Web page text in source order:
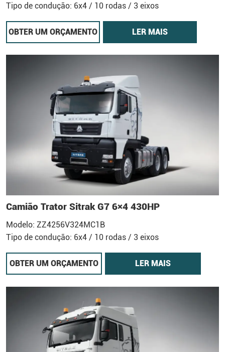
Tipo de condução: 6x4 / 10 rodas / 3 eixos
OBTER UM ORÇAMENTO LER MAIS
Camião Trator Sitrak G7 6×4 430HP
Modelo: ZZ4256V324MC1B
Tipo de condução: 6x4 / 10 rodas / 3 eixos
OBTER UM ORÇAMENTO LER MAIS